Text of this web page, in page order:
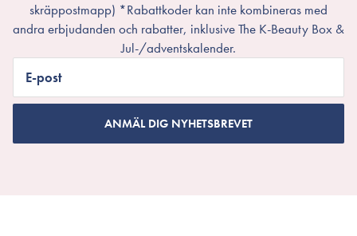
skräppostmapp) *Rabattkoder kan inte kombineras med
andra erbjudanden och rabatter, inklusive The K-Beauty Box &
Jul-/adventskalender.
E-post
ANMÄL DIG NYHETSBREVET